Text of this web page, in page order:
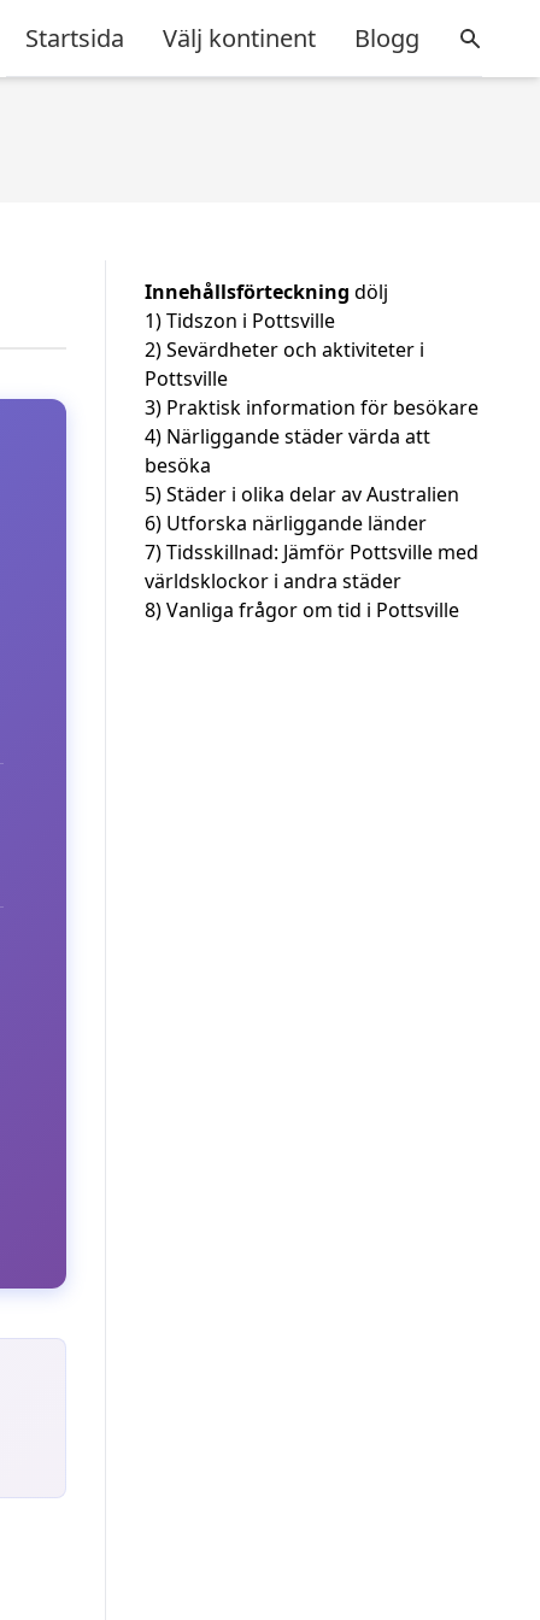
Startsida Välj kontinent Blogg
Innehållsförteckning dölj
1)Tidszon i Pottsville
2)Sevärdheter och aktiviteter i
Pottsville
3) Praktisk information för besökare
4) Närliggande städer värda att
besöka
5)Städer i olika delar av Australien
6) Utforska närliggande länder
7)Tidsskillnad: Jämför Pottsville med
världsklockor i andra städer
8)Vanliga frågor om tid i Pottsville